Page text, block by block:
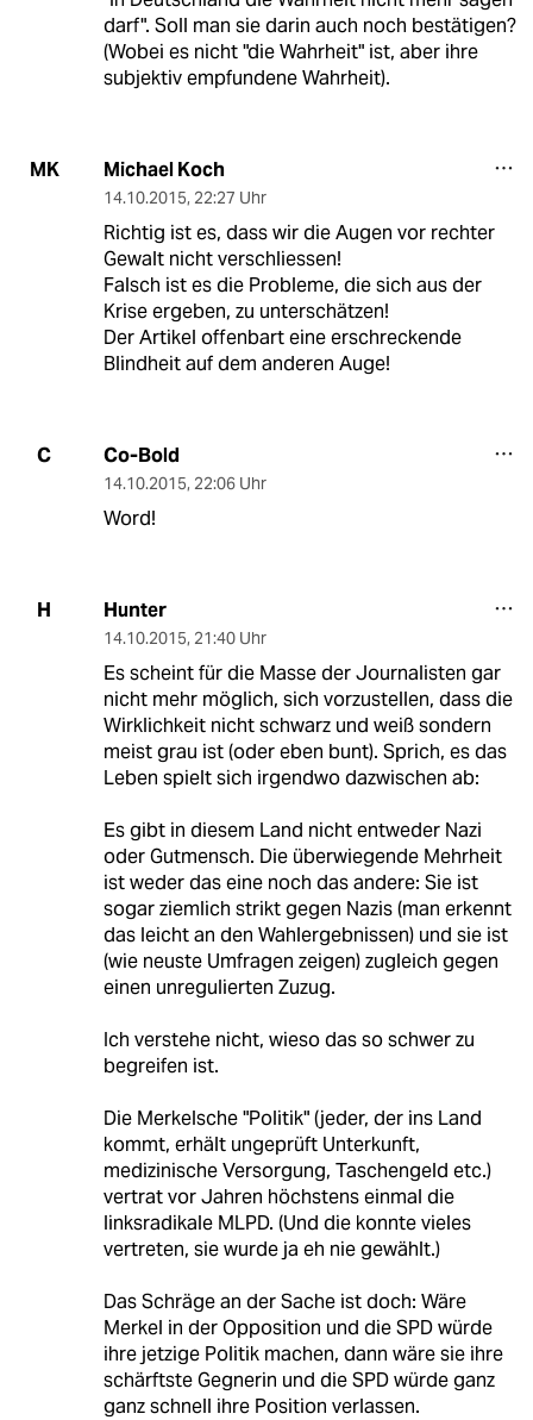
darf". Soll man sie darin auch noch bestätigen?
(Wobei es nicht "die Wahrheit" ist, aber ihre
subjektiv empfundene Wahrheit).
MK Michael Koch
14.10.2015, 22:27 Uhr
Richtig ist es, dass wir die Augen vor rechter
Gewalt nicht verschliessen!
Falsch ist es die Probleme, die sich aus der
Krise ergeben, zu unterschätzen!
Der Artikel offenbart eine erschreckende
Blindheit auf dem anderen Auge!
C Co-Bold
14.10.2015, 22:06 Uhr
Word!
H Hunter
14.10.2015, 21:40 Uhr
Es scheint für die Masse der Journalisten gar
nicht mehr möglich, sich vorzustellen, dass die
Wirklichkeit nicht schwarz und weiß sondern
meist grau ist (oder eben bunt). Sprich, es das
Leben spielt sich irgendwo dazwischen ab:
Es gibt in diesem Land nicht entweder Nazi
oder Gutmensch. Die überwiegende Mehrheit
ist weder das eine noch das andere: Sie ist
sogar ziemlich strikt gegen Nazis (man erkennt
das leicht an den Wahlergebnissen) und sie ist
(wie neuste Umfragen zeigen) zugleich gegen
einen unregulierten Zuzug.
Ich verstehe nicht, wieso das so schwer zu
begreifen ist.
Die Merkelsche "Politik" (jeder, der ins Land
kommt, erhält ungeprüft Unterkunft,
medizinische Versorgung, Taschengeld etc.)
vertrat vor Jahren höchstens einmal die
linksradikale MLPD. (Und die konnte vieles
vertreten, sie wurde ja eh nie gewählt.)
Das Schräge an der Sache ist doch: Wäre
Merkel in der Opposition und die SPD würde
ihre jetzige Politik machen, dann wäre sie ihre
schärftste Gegnerin und die SPD würde ganz
ganz schnell ihre Position verlassen.